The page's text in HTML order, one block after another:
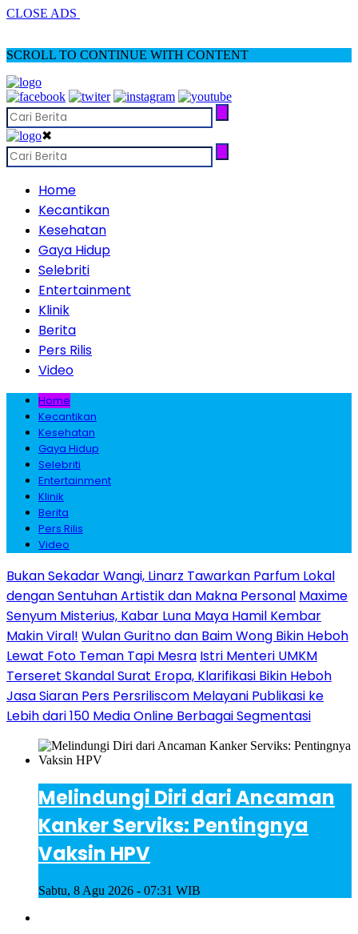
CLOSE ADS
SCROLL TO CONTINUE WITH CONTENT
✖
Home
Kecantikan
Kesehatan
Gaya Hidup
Selebriti
Entertainment
Klinik
Berita
Pers Rilis
Video
Home
Kecantikan
Kesehatan
Gaya Hidup
Selebriti
Entertainment
Klinik
Berita
Pers Rilis
Video
Bukan Sekadar Wangi, Linarz Tawarkan Parfum Lokal
dengan Sentuhan Artistik dan Makna Personal Maxime
Senyum Misterius, Kabar Luna Maya Hamil Kembar
Makin Viral! Wulan Guritno dan Baim Wong Bikin Heboh
Lewat Foto Teman Tapi Mesra Istri Menteri UMKM
Terseret Skandal Surat Eropa, Klarifikasi Bikin Heboh
Jasa Siaran Pers Persriliscom Melayani Publikasi ke
Lebih dari 150 Media Online Berbagai Segmentasi
Melindungi Diri dari Ancaman
Kanker Serviks: Pentingnya
Vaksin HPV
Sabtu, 8 Agu 2026 - 07:31 WIB